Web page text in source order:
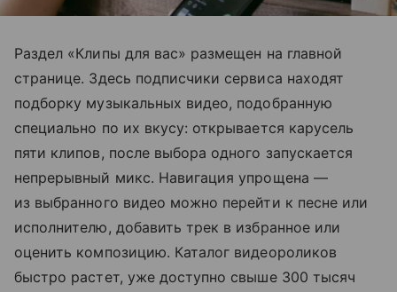
Раздел «Клипы для вас» размещен на главной
странице. Здесь подписчики сервиса находят
подборку музыкальных видео, подобранную
специально по их вкусу: открывается карусель
пяти клипов, после выбора одного запускается
непрерывный микс. Навигация упрощена —
из выбранного видео можно перейти к песне или
исполнителю, добавить трек в избранное или
оценить композицию. Каталог видеороликов
быстро растет, уже доступно свыше 300 тысяч